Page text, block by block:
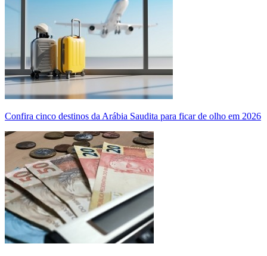
Confira cinco destinos da Arábia Saudita para ficar de olho em 2026